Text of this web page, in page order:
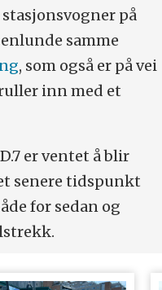
på
samme
, som også er på vei
inn med et
er ventet å blir
senere tidspunkt
for sedan og